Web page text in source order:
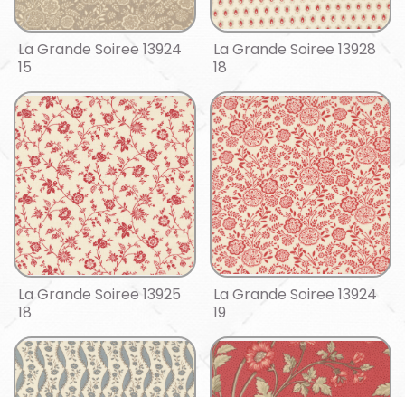
La Grande Soiree 13924
15
La Grande Soiree 13928
18
La Grande Soiree 13925
18
La Grande Soiree 13924
19